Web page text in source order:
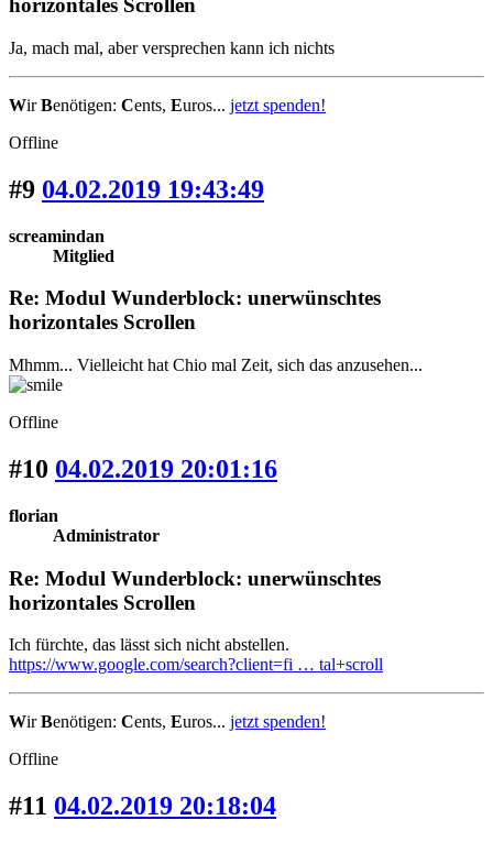
horizontales Scrollen
Ja, mach mal, aber versprechen kann ich nichts
WirBenötigen: Cents, Euros... jetzt spenden!
Offline
#9 04.02.2019 19:43:49
screamindan
Mitglied
Re: Modul Wunderblock: unerwünschtes
horizontales Scrollen
Mhmm... Vielleicht hat Chio mal Zeit, sich das anzusehen...
Offline
#10 04.02.2019 20:01:16
florian
Administrator
Re: Modul Wunderblock: unerwünschtes
horizontales Scrollen
Ich fürchte, das lässt sich nicht abstellen.
https://www.google.com/search?client=fi … tal+scroll
WirBenötigen: Cents, Euros... jetzt spenden!
Offline
#11 04.02.2019 20:18:04